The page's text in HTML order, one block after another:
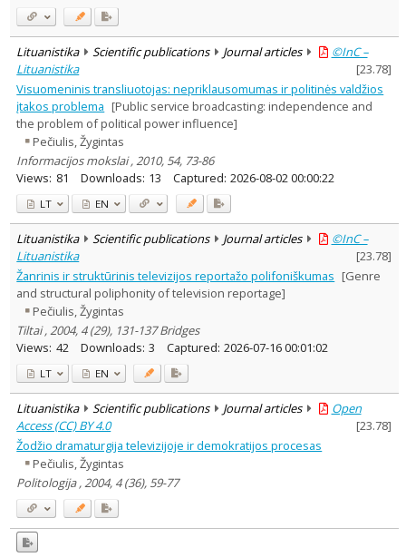
Lituanistika Scientific publications Journal articles
©InC –
Lituanistika
[23.78]
Visuomeninis transliuotojas: nepriklausomumas ir politinės valdžios
įtakos problema [Public service broadcasting: independence and
the problem of political power influence]
Pečiulis, Žygintas
Informacijos mokslai , 2010, 54, 73-86
Views: 81 Downloads: 13 Captured: 2026-08-02 00:00:22
LT EN
Lituanistika Scientific publications Journal articles
©InC –
Lituanistika
[23.78]
Žanrinis ir struktūrinis televizijos reportažo polifoniškumas [Genre
and structural poliphonity of television reportage]
Pečiulis, Žygintas
Tiltai , 2004, 4 (29), 131-137 Bridges
Views: 42 Downloads: 3 Captured: 2026-07-16 00:01:02
LT EN
Lituanistika Scientific publications Journal articles
Open
Access (CC) BY 4.0
[23.78]
Žodžio dramaturgija televizijoje ir demokratijos procesas
Pečiulis, Žygintas
Politologija , 2004, 4 (36), 59-77